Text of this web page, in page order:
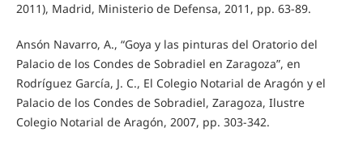
2011), Madrid, Ministerio de Defensa, 2011, pp. 63-89.
Ansón Navarro, A., “Goya y las pinturas del Oratorio del
Palacio de los Condes de Sobradiel en Zaragoza”, en
Rodríguez García, J. C., El Colegio Notarial de Aragón y el
Palacio de los Condes de Sobradiel, Zaragoza, Ilustre
Colegio Notarial de Aragón, 2007, pp. 303-342.